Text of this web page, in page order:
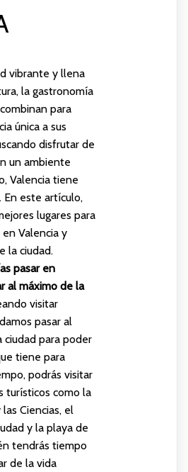
vibrante y llena
la gastronomía
para
única a sus
disfrutar de
un ambiente
Valencia tiene
este artículo,
lugares para
Valencia y
la ciudad.
pasar en
al máximo de la
visitar
pasar al
para poder
tiene para
podrás visitar
turísticos como la
Ciencias, el
y la playa de
tendrás tiempo
de la vida